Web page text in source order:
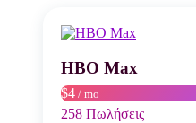
επιλογές
να
επιλεγούν
σελίδα
HBO Max
$4 / mo
258 Πωλήσεις